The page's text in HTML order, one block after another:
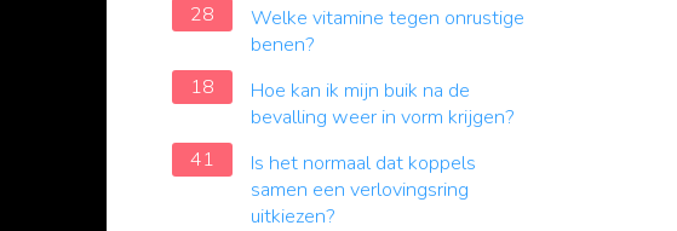
28
Welke vitamine tegen onrustige
benen?
18
Hoe kan ik mijn buik na de
bevalling weer in vorm krijgen?
41
Is het normaal dat koppels
samen een verlovingsring
uitkiezen?